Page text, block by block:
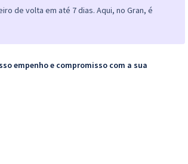
de volta em até 7 dias. Aqui, no Gran, é
empenho e compromisso com a sua